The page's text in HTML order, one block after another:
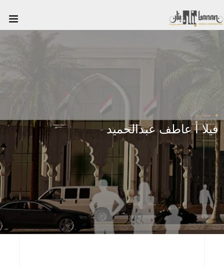
مشاريع
فيلا أ عاطف عبدالحميد